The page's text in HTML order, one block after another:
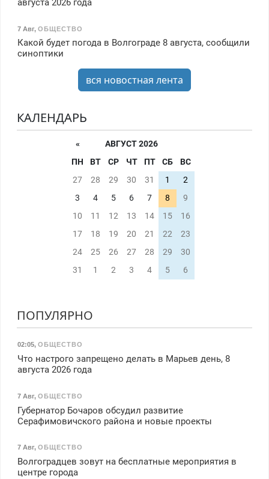
августа 2026 года
7 Авг, ОБЩЕСТВО
Какой будет погода в Волгограде 8 августа, сообщили
синоптики
вся новостная лента
КАЛЕНДАРЬ
«
АВГУСТ 2026
ПН
ВТ СР ЧТ ПТ СБ
ВС
27
28 29 30 31 1
2
3
4 5 6 7 8
9
10
11 12 13 14 15
16
17
18 19 20 21 22
23
24
25 26 27 28 29
30
31
1 2 3 4 5 6
ПОПУЛЯРНО
02:05, ОБЩЕСТВО
Что настрого запрещено делать в Марьев день, 8
августа 2026 года
7 Авг, ОБЩЕСТВО
Губернатор Бочаров обсудил развитие
Серафимовичского района и новые проекты
7 Авг, ОБЩЕСТВО
Волгоградцев зовут на бесплатные мероприятия в
центре города